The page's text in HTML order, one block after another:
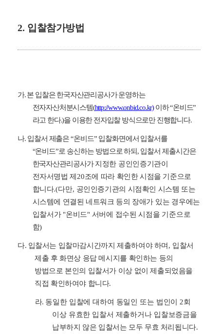
2. 입찰참가방법
가.본 입찰은 한국자산관리공사가 운영하는
전자자산처분시스템(http://www.onbid.co.kr) 이하“온비드”
라고 한다.)을 이용한 전자입찰 방식으로만 진행합니다.
나. 입찰서 제출은“온비드” 입찰화면에서 입찰서를
“온비드”로 송신하는 방법으로 하되 , 입찰서 제출시간은
한국자산관리공사가지정한 공인인증기관이
전자서명법 제 20조에 따라 확인한 시점을 기준으로
합니다.(다만, 공인인증기관의 시점확인 시스템 또는
시스템에 연결된 네트워크 등의 장애가 있는 경우에는
입찰서가 "온비드" 서버에 접수된 시점을 기준으로
함)
다. 입찰서는 입찰마감시간까지 제출하여야 하며 , 입찰서
제출 후 화면상 응답 메시지를 확인하는 등의
방법으로 본인의 입찰서가 이상 없이 제출되었음을
직접 확인하여야 합니다.
라. 동일한 입찰에 대하여 동일인 또는 법인이 2회
이상 유효한 입찰서 제출하거나 입찰보증금을
납부하지 않은 입찰서는 모두 무효 처리됩니다.